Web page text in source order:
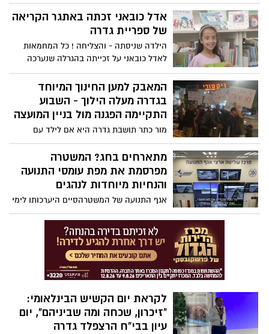
בהיערכות גבוהה לקראת יום הכיפורים
ומגישים לציבור את המדריך המלא לצום בטוח
אדל כובאני זכתה באתגר הקריאה
של ספריית גדרה
הילדה שניסתה - והצליחה ! כל המחמאות
לאדל כובאני על זכייתה בהגרלה שנערכה
בספריית גדרה
המאבק למען החינוך המיוחד
בגדרה מעלה הילוך - השבוע
התקיימה הפגנה מול בניין המועצה
מור כתר תושבת גדרה היא אם לילד עם
צרכים מיוחדים ופעילה מקומית וארצית למען
קידום ושיפור זכויותיהם של ילדים עם צרכים
מיוחדים. בימים אלו מור פועלת עם הורים
לילדים עם צרכים מיוחדים נוספים עבור
ילדיהם לקבל חינוך. השבוע התקיימה הפגנה
סוערת ומסתמן שזו רק ההתחלה.
מתארחים בחג? המשטרה
מפרסמת את מפת עומסי התנועה
והנחיות מיוחדות לנהגים
אגף התנועה של המשטרהסיים היערכותו לימי
חגי תשרי תשפ"ג למתן מענה ושירות לכלל
משתמשי הדרך בכל רחבי הארץ. במהלך החג
וחול המועד (סוכות) צפויים עומסי תנועה
בצירים המרכזיים ובכבישים הבינעירוניים
לקראת יום הקשיש הבינלאומי:
"זיכרון, שכחה ומה שביניהם", יום
עיון בבי"ח הרצפלד גדרה